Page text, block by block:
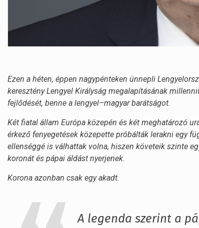
Ezen a héten, éppen nagypénteken ünnepli
keresztény Lengyel Királyság megalapításának
fejlődését, benne a lengyel–magyar barátságot.
Két fiatal állam Európa közepén és két meghatározó
érkező fenyegetések közepette próbálták lerakni egy
ellenséggé is válhattak volna, hiszen követeik szinte
koronát és pápai áldást nyerjenek.
Korona azonban csak egy akadt.
A legenda szerint a